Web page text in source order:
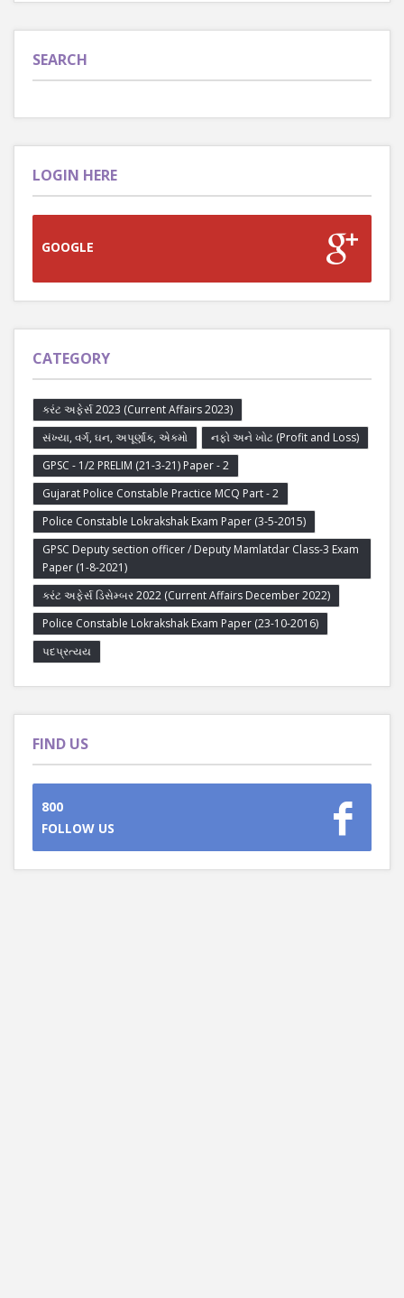
SEARCH
LOGIN HERE
GOOGLE
CATEGORY
કરંટ અફેર્સ 2023 (Current Affairs 2023)
સંખ્યા, વર્ગ, ઘન, અપૂર્ણાંક, એકમો
નફો અને ખોટ (Profit and Loss)
GPSC - 1/2 PRELIM (21-3-21) Paper - 2
Gujarat Police Constable Practice MCQ Part - 2
Police Constable Lokrakshak Exam Paper (3-5-2015)
GPSC Deputy section officer / Deputy Mamlatdar Class-3 Exam
Paper (1-8-2021)
કરંટ અફેર્સ ડિસેમ્બર 2022 (Current Affairs December 2022)
Police Constable Lokrakshak Exam Paper (23-10-2016)
પદપ્રત્યય
FIND US
800
FOLLOW US